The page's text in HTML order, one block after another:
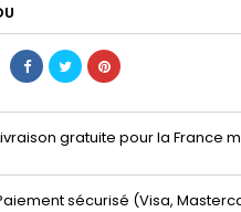
gratuite pour la France
sécurisé (Visa,